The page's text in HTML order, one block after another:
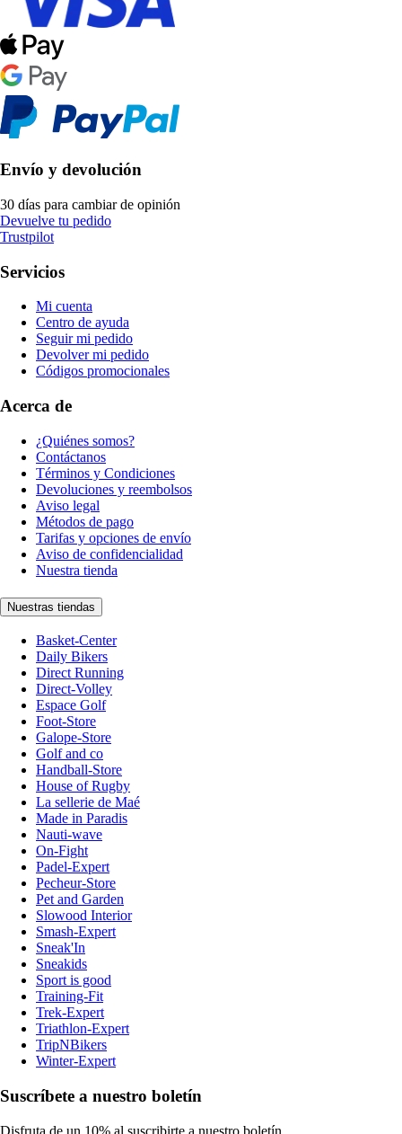
Envío y devolución
30 días para cambiar de opinión
Devuelve tu pedido
Trustpilot
Servicios
Mi cuenta
Centro de ayuda
Seguir mi pedido
Devolver mi pedido
Códigos promocionales
Acerca de
¿Quiénes somos?
Contáctanos
Términos y Condiciones
Devoluciones y reembolsos
Aviso legal
Métodos de pago
Tarifas y opciones de envío
Aviso de confidencialidad
Nuestra tienda
Nuestras tiendas
Basket-Center
Daily Bikers
Direct Running
Direct-Volley
Espace Golf
Foot-Store
Galope-Store
Golf and co
Handball-Store
House of Rugby
La sellerie de Maé
Made in Paradis
Nauti-wave
On-Fight
Padel-Expert
Pecheur-Store
Pet and Garden
Slowood Interior
Smash-Expert
Sneak'In
Sneakids
Sport is good
Training-Fit
Trek-Expert
Triathlon-Expert
TripNBikers
Winter-Expert
Suscríbete a nuestro boletín
Disfruta de un 10% al suscribirte a nuestro boletín